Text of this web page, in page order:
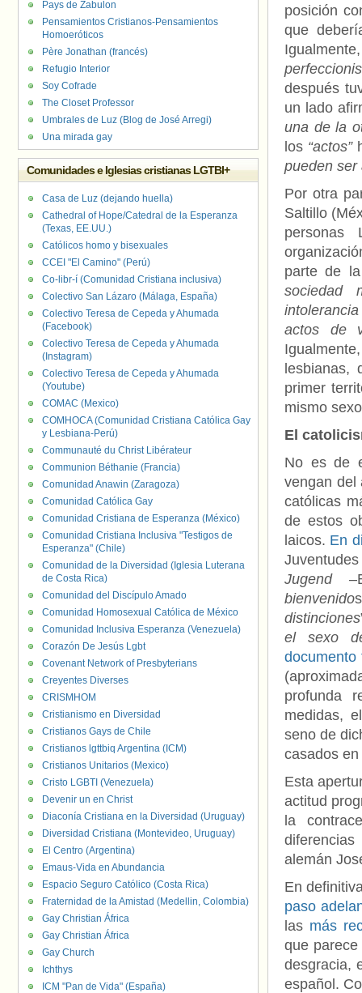
posición
que
después
un lado
una de la
los “actos”
pueden ser
Por otra
Saltillo
parte de
sociedad
actos de
lesbianas,
primer
mismo
El
No es de
vengan del
católicas
de estos
laicos. En
Jugend
bienvenido
distinciones
el sexo
documento
profunda
medidas,
seno de
casados
Esta
actitud
la
alemán
En
paso
las más
que
desgracia,
español.
Pays de Zabulon
Pensamientos Cristianos-Pensamientos
Homoeróticos
Père Jonathan (francés)
Refugio Interior
Soy Cofrade
The Closet Professor
Umbrales de Luz (Blog de José Arregi)
Una mirada gay
Comunidades e Iglesias cristianas LGTBI+
Casa de Luz (dejando huella)
Cathedral of Hope/Catedral de la Esperanza
(Texas, EE.UU.)
Católicos homo y bisexuales
CCEI "El Camino" (Perú)
Co-libr-í (Comunidad Cristiana inclusiva)
Colectivo San Lázaro (Málaga, España)
Colectivo Teresa de Cepeda y Ahumada
(Facebook)
Colectivo Teresa de Cepeda y Ahumada
(Instagram)
Colectivo Teresa de Cepeda y Ahumada
(Youtube)
COMAC (Mexico)
COMHOCA (Comunidad Cristiana Católica Gay
y Lesbiana-Perú)
Communauté du Christ Libérateur
Communion Béthanie (Francia)
Comunidad Anawin (Zaragoza)
Comunidad Católica Gay
Comunidad Cristiana de Esperanza (México)
Comunidad Cristiana Inclusiva "Testigos de
Esperanza" (Chile)
Comunidad de la Diversidad (Iglesia Luterana
de Costa Rica)
Comunidad del Discípulo Amado
Comunidad Homosexual Católica de México
Comunidad Inclusiva Esperanza (Venezuela)
Corazón De Jesús Lgbt
Covenant Network of Presbyterians
Creyentes Diverses
CRISMHOM
Cristianismo en Diversidad
Cristianos Gays de Chile
Cristianos lgttbiq Argentina (ICM)
Cristianos Unitarios (Mexico)
Cristo LGBTI (Venezuela)
Devenir un en Christ
Diaconía Cristiana en la Diversidad (Uruguay)
Diversidad Cristiana (Montevideo, Uruguay)
El Centro (Argentina)
Emaus-Vida en Abundancia
Espacio Seguro Católico (Costa Rica)
Fraternidad de la Amistad (Medellin, Colombia)
Gay Christian África
Gay Christian África
Gay Church
Ichthys
ICM "Pan de Vida" (España)